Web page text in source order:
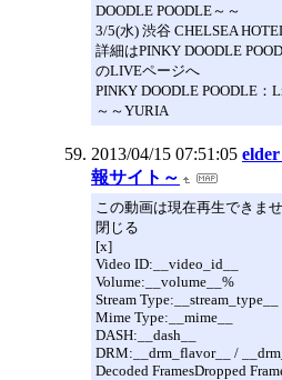
DOODLE POODLE～～
3/5(水) 渋谷 CHELSEA
詳細はPINKY DOODLE
のLIVEページへ
PINKY DOODLE POODLE：
～～YURIA
2013/04/15 07:51:05
報サイト～
この動画は現在再生できませ
閉じる
[x]
Video ID:__video_id__
Volume:__volume__%
Stream Type:__stream_type__
Mime Type:__mime__
DASH:__dash__
DRM:__drm_flavor__ /
Decoded FramesDropped